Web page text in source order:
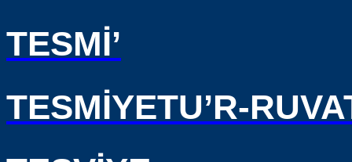
TESMİ’
TESMİYETU’R-